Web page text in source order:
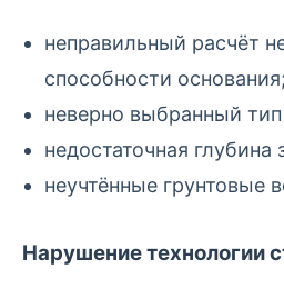
неправильный расчёт
способности основания;
неверно выбранный
недостаточная глубина
неучтённые грунтовые
Нарушение технологии